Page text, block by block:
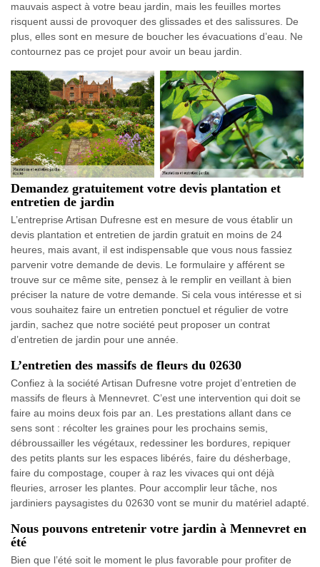
mauvais aspect à votre beau jardin, mais les feuilles mortes
risquent aussi de provoquer des glissades et des salissures. De
plus, elles sont en mesure de boucher les évacuations d’eau. Ne
contournez pas ce projet pour avoir un beau jardin.
Demandez gratuitement votre devis plantation et
entretien de jardin
L’entreprise Artisan Dufresne est en mesure de vous établir un
devis plantation et entretien de jardin gratuit en moins de 24
heures, mais avant, il est indispensable que vous nous fassiez
parvenir votre demande de devis. Le formulaire y afférent se
trouve sur ce même site, pensez à le remplir en veillant à bien
préciser la nature de votre demande. Si cela vous intéresse et si
vous souhaitez faire un entretien ponctuel et régulier de votre
jardin, sachez que notre société peut proposer un contrat
d’entretien de jardin pour une année.
L’entretien des massifs de fleurs du 02630
Confiez à la société Artisan Dufresne votre projet d’entretien de
massifs de fleurs à Mennevret. C’est une intervention qui doit se
faire au moins deux fois par an. Les prestations allant dans ce
sens sont : récolter les graines pour les prochains semis,
débroussailler les végétaux, redessiner les bordures, repiquer
des petits plants sur les espaces libérés, faire du désherbage,
faire du compostage, couper à raz les vivaces qui ont déjà
fleuries, arroser les plantes. Pour accomplir leur tâche, nos
jardiniers paysagistes du 02630 vont se munir du matériel adapté.
Nous pouvons entretenir votre jardin à Mennevret en
été
Bien que l’été soit le moment le plus favorable pour profiter de